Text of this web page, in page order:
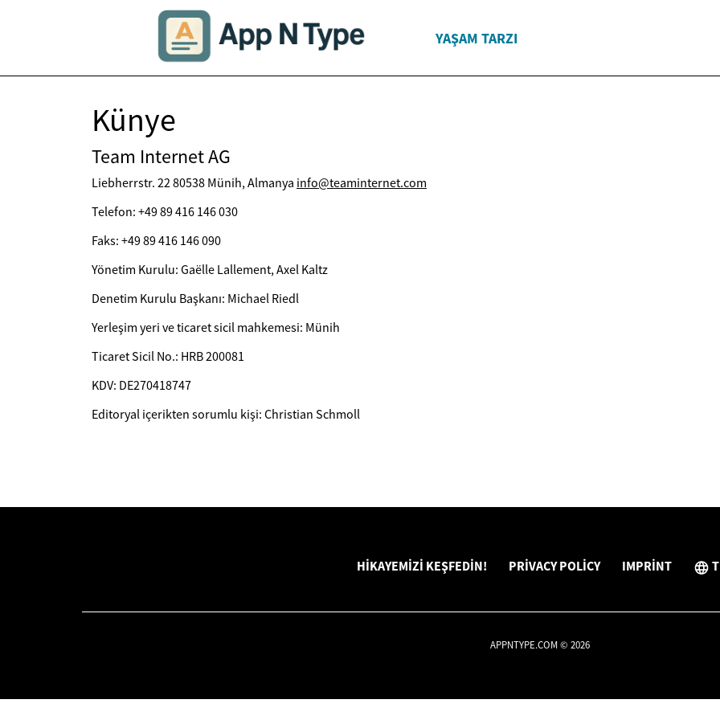
YAŞAM TARZI
Künye
Team Internet AG
Liebherrstr. 22 80538 Münih, Almanya info@teaminternet.com
Telefon: +49 89 416 146 030
Faks: +49 89 416 146 090
Yönetim Kurulu: Gaëlle Lallement, Axel Kaltz
Denetim Kurulu Başkanı: Michael Riedl
Yerleşim yeri ve ticaret sicil mahkemesi: Münih
Ticaret Sicil No.: HRB 200081
KDV: DE270418747
Editoryal içerikten sorumlu kişi: Christian Schmoll
HIKAYEMIZI KEŞFEDIN! PRIVACY POLICY IMPRINT
APPNTYPE.COM © 2026